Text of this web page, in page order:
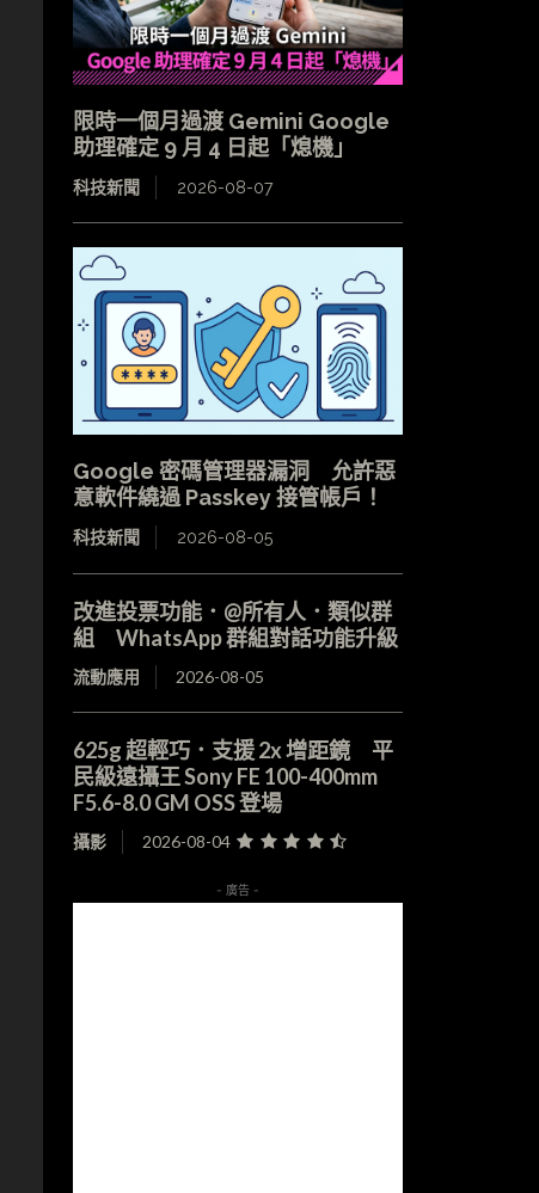
限時一個月過渡 Gemini Google
助理確定 9 月 4 日起「熄機」
科技新聞 2026-08-07
Google 密碼管理器漏洞 允許惡
意軟件繞過 Passkey 接管帳戶！
科技新聞 2026-08-05
改進投票功能．@所有人．類似群
組 WhatsApp 群組對話功能升級
流動應用 2026-08-05
625g 超輕巧．支援 2x 增距鏡 平
民級遠攝王 Sony FE 100-400mm
F5.6-8.0 GM OSS 登場
攝影 2026-08-04
- 廣告 -